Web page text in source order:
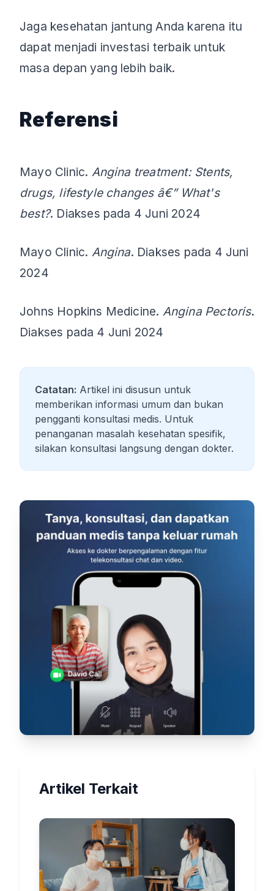
Jaga kesehatan jantung Anda karena itu
dapat menjadi investasi terbaik untuk
masa depan yang lebih baik.
Referensi
Mayo Clinic. Angina treatment: Stents,
drugs, lifestyle changes â€” What's
best?. Diakses pada 4 Juni 2024
Mayo Clinic. Angina. Diakses pada 4 Juni
2024
Johns Hopkins Medicine. Angina Pectoris.
Diakses pada 4 Juni 2024
Catatan: Artikel ini disusun untuk
memberikan informasi umum dan bukan
pengganti konsultasi medis. Untuk
penanganan masalah kesehatan spesifik,
silakan konsultasi langsung dengan dokter.
Artikel Terkait